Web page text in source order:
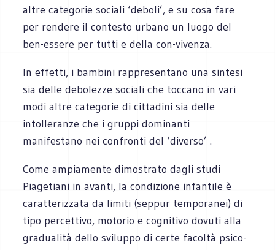
altre categorie sociali ‘deboli’, e su cosa fare
per rendere il contesto urbano un luogo del
ben-essere per tutti e della con-vivenza.
In effetti, i bambini rappresentano una sintesi
sia delle debolezze sociali che toccano in vari
modi altre categorie di cittadini sia delle
intolleranze che i gruppi dominanti
manifestano nei confronti del ‘diverso’ .
Come ampiamente dimostrato dagli studi
Piagetiani in avanti, la condizione infantile è
caratterizzata da limiti (seppur temporanei) di
tipo percettivo, motorio e cognitivo dovuti alla
gradualità dello sviluppo di certe facoltà psico-